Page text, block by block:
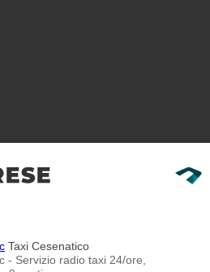
Taxi Cesenatico
- Servizio radio taxi 24/ore,